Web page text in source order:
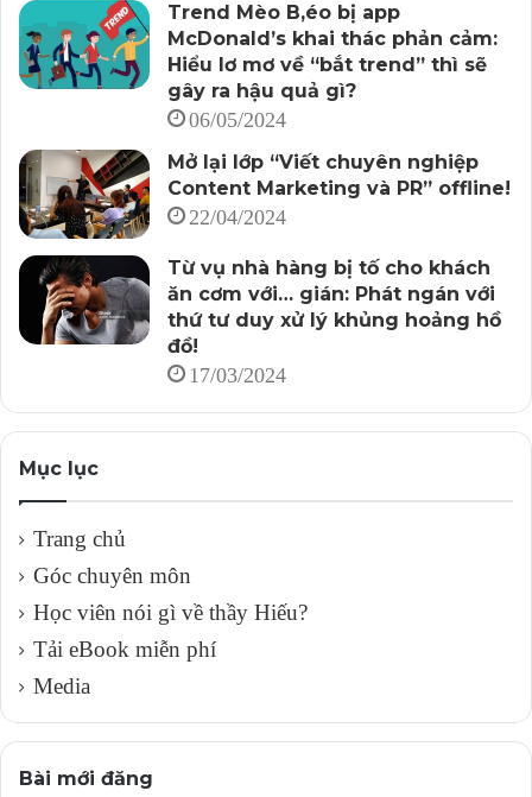
Những loại nội dung như bài đăng blog, bài đăng báo
hay landing-page mà gắn với nội dung mở rộng/bổ sung,
thì cần chiến lược SEO. Trong khi đó, những trang kinh
doanh đang hoạt động thì cần duy trì để hỗ trợ bất kỳ
Việc dùng cách thức marketing dựa trên “người nổi
tiếng” cũng là một cách hiệu quả để mở rộng phạm vi
tiếp cận cho content của doanh nghiệp, cũng như hướng
tới mục tiêu tạo ra sự nhận thức thương hiệu.
5. Phát triển giọng điệu thương hiệu cho phù hợp với
được một “cá tính” riêng, mà các KHTN đều có thể
nhận ra, phân biệt được.
Đây là điều thường bị bỏ qua trong chiến lược nội dung,
song nó lại là một trong những khía cạnh quan trọng
nhất của một thương hiệu.
Trong mỗi giai đoạn của Chiến lược Content Marketing,
hãy bắt đầu với chân dung KHTN của bạn: Kiểu cá tính
là thân thiện, nghiêm túc (xã giao) hay là khùng khùng
Trend Mèo B,éo bị app
McDonald’s khai thác phản cảm:
Hiểu lơ mơ về “bắt trend” thì sẽ
gây ra hậu quả gì?
06/05/2024
Mở lại lớp “Viết chuyên nghiệp
Content Marketing và PR” offline!
22/04/2024
Từ vụ nhà hàng bị tố cho khách
ăn cơm với… gián: Phát ngán với
thứ tư duy xử lý khủng hoảng hồ
đồ!
17/03/2024
Mục lục
Trang chủ
Góc chuyên môn
Học viên nói gì về thầy Hiếu?
Tải eBook miễn phí
Media
Bài mới đăng